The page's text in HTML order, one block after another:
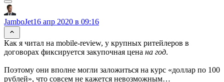
JamboJet16 апр 2020 в 09:16
Как я читал на mobile-review, у крупных ритейлеров в
договорах фиксируется закупочная цена на год.
Поэтому они вполне могли заложиться на курс «доллар по 100
рублей», что совсем не кажется невозможным…